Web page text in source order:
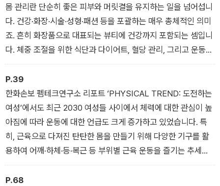
·미용·식품 등 다양한 산업에서 중추적 역할을 수행하는 가장 핵
심적인 집단(segment)이다. 2030 여성은 트렌드 연구에서 가
장 중요한 세대라고 해도 과언이 아니다.
트렌드연구자로서, 대학 교수로서, 오랜 시간 2030 여성들을 관
찰할 수 있었다. 요즘 2030 여성에 대한 개인적 소감은 그 어느
때보다 자기관리 잘하고 당당한, 빛나는 세대라는 점이다. 먼저
성실하다. 학교 생활은 물론이고 건강 관리나 다이어트에 이르기
까지 자기관리에 철저하다. 또한 당당하다. 과거에는 남성지향적
사회적 분위기 아래에서 뭔가 기를 펴지 못하는 느낌이 다소 있었
는데, 요즘은 완전히 다르다. 학업은 물론이고, 동아리·학회 등 학
생자치활동 등에서도 여학생들이 전혀 뒤지지 않고, 취업 시장에
서도 매우 적극적이다. 한 마디로 스스로 빛나는 세대다.
몸 관리란 단순히 좋은 피부와 머릿결을 유지하는 일을 넘어섭니
다. 건강·화장·시술·성형·패션 등을 포괄하는 매우 총체적인 의미
죠. 흔히 화장품으로 대표되는 뷰티에 건강까지 포함되는 셈입니
다. 체중 조절을 위한 식단과 다이어트, 혈당 관리, 그리고 운동도
크게 보면 뷰티를 추구하려는 노력의 일환입니다. 외적인 관리와
내적인 관리를 통해 궁극적으로 지향하는 이상적인 모습으로 가
꾸는 것이 최종 목표입니다.
최근 콜라겐·비오틴·유산균 등 ‘먹는 화장품’이라 불리는 이너 뷰
티 제품을 찾는 2030 세대가 증가한 현상도 이를 반영한 흐름입
니다. 라이프스타일 매거진 〈싱글즈〉에서 실시한 설문조사에 따
르면, 2030 여성 10명 중 6명은 이너 뷰티 제품을 구매한 적이
있었습니다. 이 중 41%는 이너 뷰티 제품을 규칙적으로 챙겨 먹
는다고 응답했고요. 근래 해외 동년배 사이에서도 외면과 함께 내
P.39
한화손보 펨테크연구소 리포트 ‘PHYSICAL TREND: 도전하는
여성’에서도 최근 2030 여성들 사이에서 체력에 대한 관심이 높
아짐에 따라 운동에 대한 언급도 크게 증가하고 있었습니다. 특
히, 근육으로 다져진 탄탄한 몸을 만들기 위해 다양한 기구를 활
용하여 어깨·하체·등·복근 등 부위별 근육 운동을 즐기는 추세입
니다. 소위 ‘득근(’근육을 얻는다‘의 준말)’에 대한 이들의 높은 관
심을 알 수 있는 결과죠.
P.68